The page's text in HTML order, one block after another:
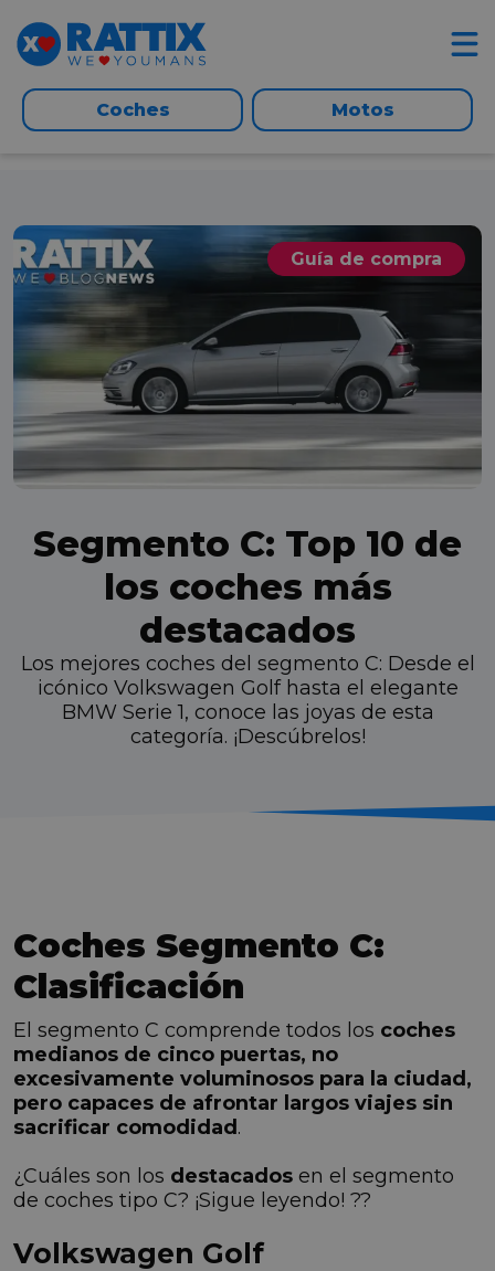
Coches Motos
Guía de compra
Segmento C: Top 10 de
los coches más
destacados
Los mejores coches del segmento C: Desde el
icónico Volkswagen Golf hasta el elegante
BMW Serie 1, conoce las joyas de esta
categoría. ¡Descúbrelos!
Coches Segmento C:
Clasificación
El segmento C comprende todos los coches
medianos de cinco puertas, no
excesivamente voluminosos para la ciudad,
pero capaces de afrontar largos viajes sin
sacrificar comodidad.
¿Cuáles son los destacados en el segmento
de coches tipo C? ¡Sigue leyendo! ??
Volkswagen Golf